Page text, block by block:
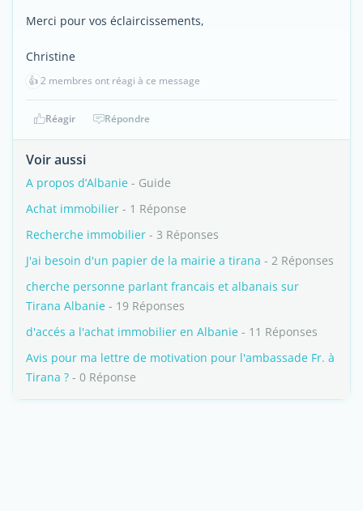
Merci pour vos éclaircissements,
Christine
👍2 membres ont réagi à ce message
Réagir Répondre
Voir aussi
A propos d’Albanie - Guide
Achat immobilier - 1 Réponse
Recherche immobilier - 3 Réponses
J'ai besoin d'un papier de la mairie a tirana - 2 Réponses
cherche personne parlant francais et albanais sur
Tirana Albanie - 19 Réponses
d'accés a l'achat immobilier en Albanie - 11 Réponses
Avis pour ma lettre de motivation pour l'ambassade Fr. à
Tirana ? - 0 Réponse